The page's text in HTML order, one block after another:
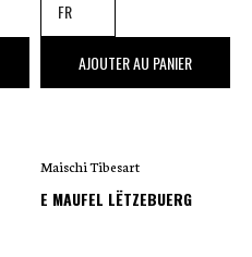
,00 €
AJOUTER AU PANIER
Maischi Tibesart
E MAUFEL LËTZEBUERG